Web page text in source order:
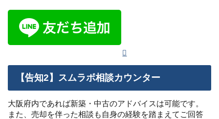
【告知2】スムラボ相談カウンター
大阪府内であれば新築・中古のアドバイスは可能です。
また、売却を伴った相談も自身の経験を踏まえてご回答